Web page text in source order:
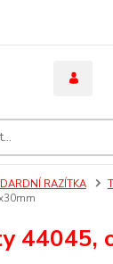
RAZÍTKA
44045,